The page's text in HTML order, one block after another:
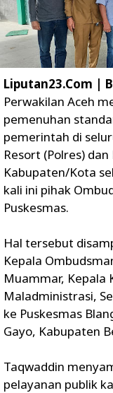
Liputan23.Com |
Perwakilan Aceh
pemenuhan
pemerintah di
Resort (Polres)
Kabupaten/Kota
kali ini pihak
Puskesmas.
Hal tersebut
Kepala
Muammar, Kepala
Maladministrasi,
ke Puskesmas
Gayo, Kabupaten
Taqwaddin
pelayanan publik